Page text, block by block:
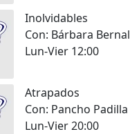
Inolvidables
Con: Bárbara Bernal
Lun-Vier 12:00
Atrapados
Con: Pancho Padilla
Lun-Vier 20:00